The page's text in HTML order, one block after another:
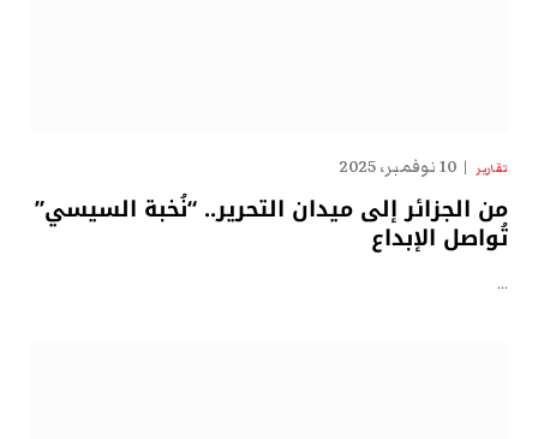
تقارير 10 نوفمبر، 2025
من الجزائر إلى ميدان التحرير.. “نُخبة السيسي”
تُواصل الإبداع
…